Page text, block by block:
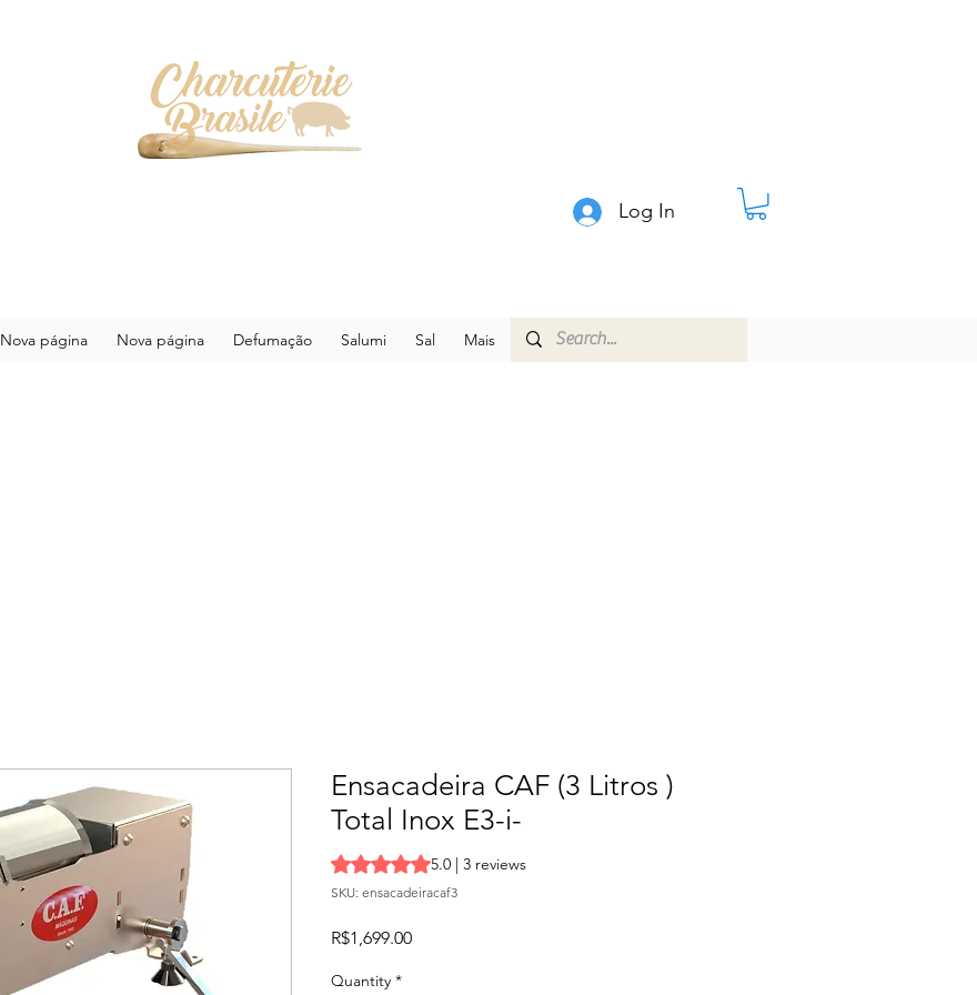
Log In
Nova página Nova página Defumação Salumi Sal Mais
Ensacadeira CAF (3 Litros )
Total Inox E3-i-
Rating is 5.0 out of five stars based on 3 reviews
5.0 | 3 reviews
SKU: ensacadeiracaf3
R$1,699.00Price
Quantity *